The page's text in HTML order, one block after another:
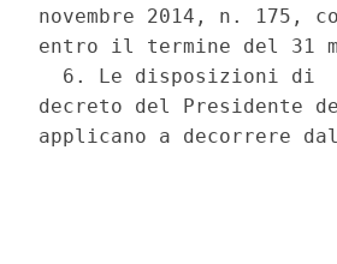
novembre 2014, n.
entro il termine del 31
6. Le disposizioni di
decreto del Presidente